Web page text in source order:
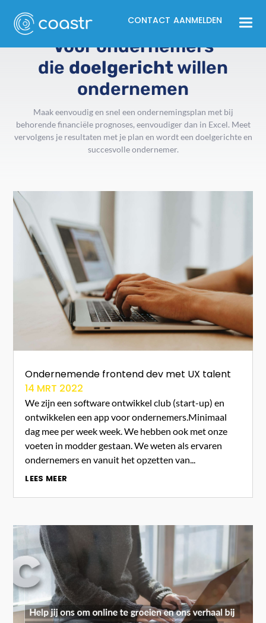
CONTACT AANMELDEN
Voor ondernemers
die doelgerichtwillen
ondernemen
Maak eenvoudig en snel een ondernemingsplan met bij
behorende financiële prognoses, eenvoudiger dan in Excel. Meet
vervolgens je resultaten met je plan en wordt een doelgerichte en
succesvolle ondernemer.
Ondernemende frontend dev met UX talent
14 MRT 2022
We zijn een software ontwikkel club (start-up) en
ontwikkelen een app voor ondernemers.Minimaal
dag mee per week week. We hebben ook met onze
voeten in modder gestaan. We weten als ervaren
ondernemers en vanuit het opzetten van...
LEES MEER